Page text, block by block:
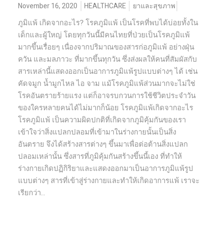
November 16, 2020 HEALTHCARE ยาและสุขภาพ
ภูมิแพ้ เกิดจากอะไร? โรคภูมิแพ้ เป็นโรคที่พบได้บ่อยทั้งใน
เด็กและผู้ใหญ่ โดยทุกวันนี้มีคนไทยที่ป่วยเป็นโรคภูมิแพ้
มากขึ้นเรื่อยๆ เนื่องจากปริมาณของสารก่อภูมิแพ้ อย่างฝุ่น
ควัน และมลภาวะ ที่มากขึ้นทุกวัน ซึ่งส่งผลให้คนที่สัมผัสกับ
สารเหล่านี้แสดงออกเป็นอาการภูมิแพ้รูปแบบต่างๆ ได้ เช่น
คัดจมูก น้ำมูกไหล ไอ จาม แม้โรคภูมิแพ้ส่วนมากจะไม่ใช่
โรคอันตรายร้ายแรง แต่ก็อาจรบกวนการใช้ชีวิตประจำวัน
ของใครหลายคนได้ไม่มากก็น้อย โรคภูมิแพ้เกิดจากอะไร
โรคภูมิแพ้ เป็นความผิดปกติที่เกิดจากภูมิคุ้มกันของเรา
เข้าใจว่าสิ่งแปลกปลอมที่เข้ามาในร่างกายนั้นเป็นสิ่ง
อันตราย จึงได้สร้างสารต่างๆ ขึ้นมาเพื่อต่อต้านสิ่งแปลก
ปลอมเหล่านั้น ซึ่งสารที่ภูมิคุ้มกันสร้างขึ้นนี้เอง ที่ทำให้
ร่างกายเกิดปฏิกิริยาและแสดงออกมาเป็นอาการภูมิแพ้รูป
แบบต่างๆ สารที่เข้าสู่ร่างกายและทำให้เกิดอาการแพ้ เราจะ
เรียกว่า...